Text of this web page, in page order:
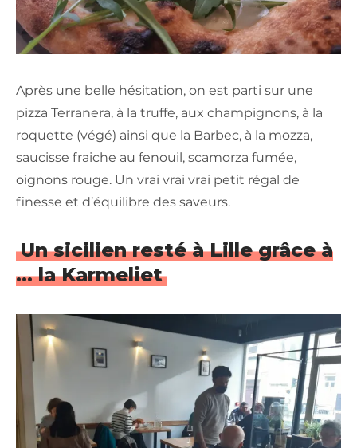
Après une belle hésitation, on est parti sur une
pizza Terranera, à la truffe, aux champignons, à la
roquette (végé) ainsi que la Barbec, à la mozza,
saucisse fraiche au fenouil, scamorza fumée,
oignons rouge. Un vrai vrai vrai petit régal de
finesse et d’équilibre des saveurs.
Un sicilien resté à Lille grâce à
… la Karmeliet